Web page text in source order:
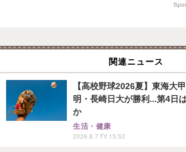
関連ニュース
【高校野球2026夏】東海大
明・長崎日大が勝利...第4日
か
生活・健康
2026.8.7 Fri 15:52